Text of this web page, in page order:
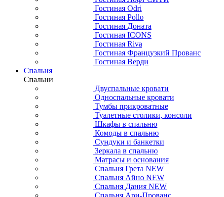
Гостиная Odri
Гостиная Pollo
Гостиная Доната
Гостиная ICONS
Гостиная Riva
Гостиная Французкий Прованс
Гостиная Верди
Спальня
Спальни
Двуспальные кровати
Односпальные кровати
Тумбы прикроватные
Туалетные столики, консоли
Шкафы в спальню
Комоды в спальню
Сундуки и банкетки
Зеркала в спальню
Матрасы и основания
Спальня Грета NEW
Спальня Айно NEW
Спальня Дания NEW
Спальня Ари-Прованс